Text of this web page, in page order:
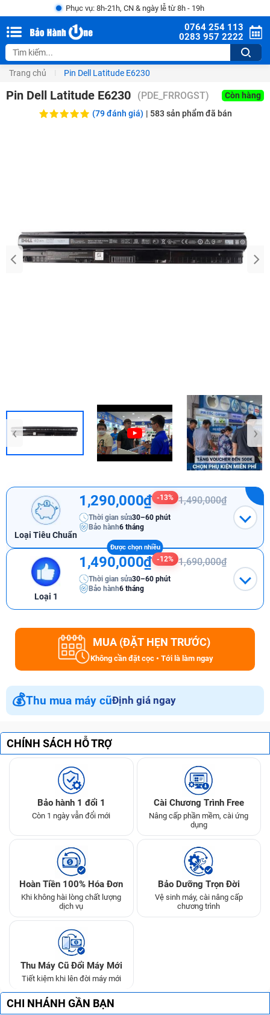
Phục vụ: 8h-21h, CN & ngày lễ từ 8h - 19h
0764 254 113
0283 957 2222
Trang chủ Pin Dell Latitude E6230
Pin Dell Latitude E6230 (PDE_FRROGST)
Còn hàng
(79 đánh giá) | 583 sản phẩm đã bán
‹ ›
Loại Tiêu Chuẩn
1,290,000₫ -13% 1,490,000₫
Thời gian sửa30–60 phút
Bảo hành6 tháng
Loại 1
1,490,000₫ -12% 1,690,000₫
Thời gian sửa30–60 phút
Bảo hành6 tháng
MUA (ĐẶT HẸN TRƯỚC)
Không cần đặt cọc • Tới là làm ngay
💰Thu mua máy cũĐịnh giá ngay
CHÍNH SÁCH HỖ TRỢ
Bảo hành 1 đổi 1
Còn 1 ngày vẫn đổi mới
Cài Chương Trình Free
Nâng cấp phần mềm, cài ứng
dụng
Hoàn Tiền 100% Hóa Đơn
Khi không hài lòng chất lượng
dịch vụ
Bảo Dưỡng Trọn Đời
Vệ sinh máy, cài nâng cấp
chương trình
Thu Máy Cũ Đổi Máy Mới
Tiết kiệm khi lên đời máy mới
CHI NHÁNH GẦN BẠN